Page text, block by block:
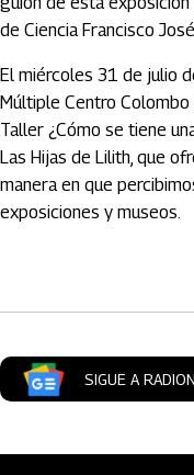
de Ciencia Francisco
El miércoles 31 de julio
Múltiple Centro
Taller ¿Cómo se tiene
Las Hijas de Lilith, que
manera en que
exposiciones y museos.
SIGUE A